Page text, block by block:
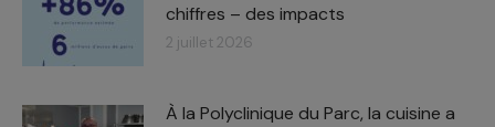
chiffres – des impacts​
2 juillet 2026
À la Polyclinique du Parc, la cuisine a